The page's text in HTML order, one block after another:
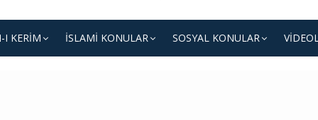
I KERIM İSLAMI KONULAR SOSYAL KONULAR